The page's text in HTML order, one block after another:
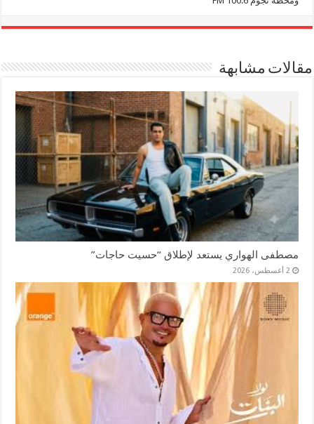
مقالات مشابهة
مصطفى الهواري يستعد لإطلاق “حسيت حاجات”
2 أغسطس، 2026